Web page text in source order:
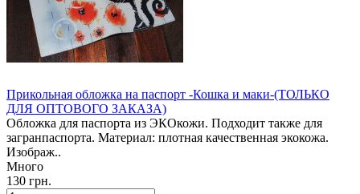
Прикольная обложка на паспорт -Кошка и маки-(ТОЛЬКО
ДЛЯ ОПТОВОГО ЗАКАЗА)
Обложка для паспорта из ЭКОкожи. Подходит также для
загранпаспорта. Материал: плотная качественная экокожа.
Изображ..
Много
130 грн.